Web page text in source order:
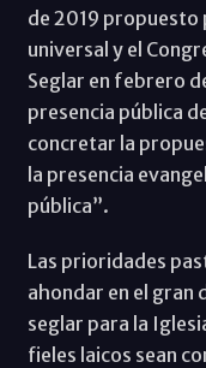
de 2019 propuesto
universal y el
Seglar en febrero
presencia pública
concretar la
la presencia
pública”.
Las prioridades
ahondar en el gran
seglar para la
fieles laicos sean